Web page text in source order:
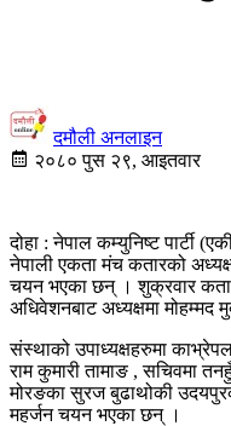
दमौली अनलाइन
२०८० पुस २९, आइतवार
दोहा : नेपाल कम्युनिष्ट पार्टी
नेपाली एकता मंच कतारको
चयन भएका छन् । शुक्रवार कतार
अधिवेशनबाट अध्यक्षमा मोहम्मद
संस्थाको उपाध्यक्षहरुमा
राम कुमारी तामाङ , सचिवमा
मोरङका सुरज बुढाथोकी
महर्जन चयन भएका छन् ।